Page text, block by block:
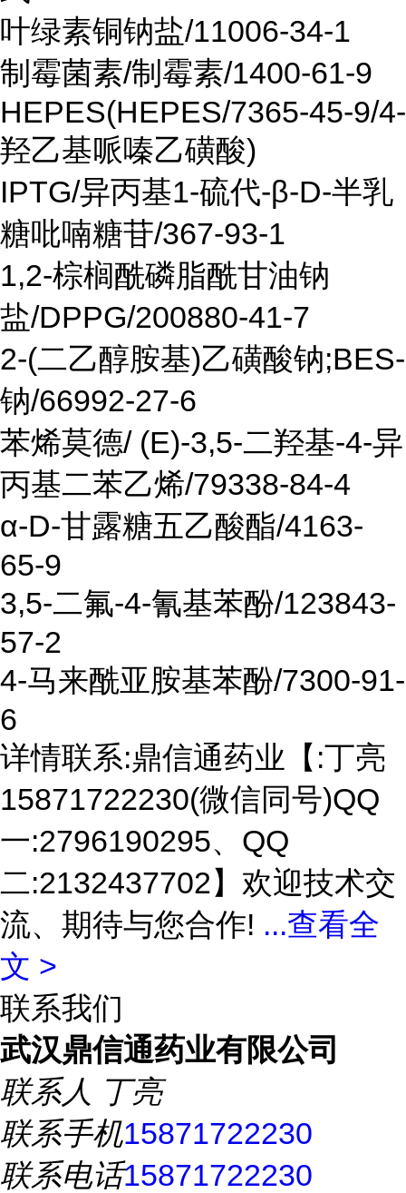
叶绿素铜钠盐/11006-34-1
制霉菌素/制霉素/1400-61-9
HEPES(HEPES/7365-45-9/4-
羟乙基哌嗪乙磺酸)
IPTG/异丙基1-硫代-β-D-半乳
糖吡喃糖苷/367-93-1
1,2-棕榈酰磷脂酰甘油钠
盐/DPPG/200880-41-7
2-(二乙醇胺基)乙磺酸钠;BES-
钠/66992-27-6
苯烯莫德/ (E)-3,5-二羟基-4-异
丙基二苯乙烯/79338-84-4
α-D-甘露糖五乙酸酯/4163-
65-9
3,5-二氟-4-氰基苯酚/123843-
57-2
4-马来酰亚胺基苯酚/7300-91-
6
详情联系:鼎信通药业【:丁亮
15871722230(微信同号)QQ
一:2796190295、QQ
二:2132437702】欢迎技术交
流、期待与您合作! ...查看全
文 >
联系我们
武汉鼎信通药业有限公司
联系人 丁亮
联系手机15871722230
联系电话15871722230